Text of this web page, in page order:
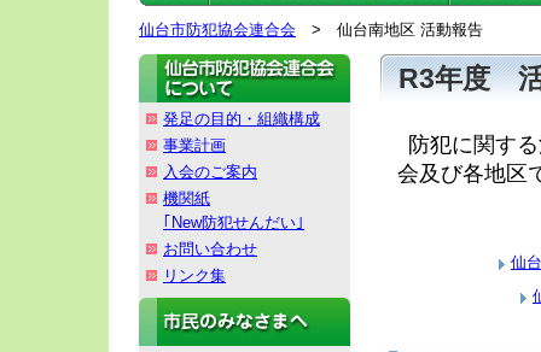
仙台市防犯協会連合会 > 仙台南地区 活動報告
R3年度
防犯に関する
会及び各地区
仙
発足の目的・組織構成
事業計画
入会のご案内
機関紙
｢New防犯せんだい｣
お問い合わせ
リンク集